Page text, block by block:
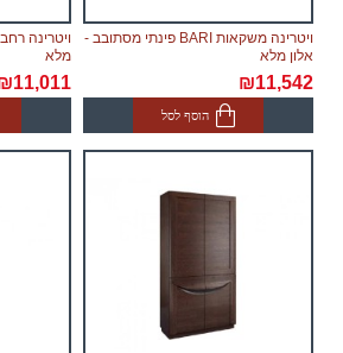
החנות אינה אחראית לכל עיכוב.
ריהוט מקטגוריית " רהיטים מודולריים " הינו
לעצמו את הזכות לספק לבצע משלוח
מהמפעל, תוך 60 ימי עבודה
הסחורה הראשונה לבית הלקוח.
ויטרינה משקאות BARI פינתי מסתובב -
אלון מלא
₪11,542
הוסף לסל
מלא